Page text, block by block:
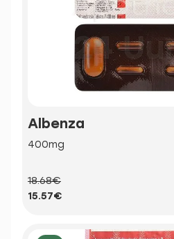
Albenza
400mg
18.68€
15.57€